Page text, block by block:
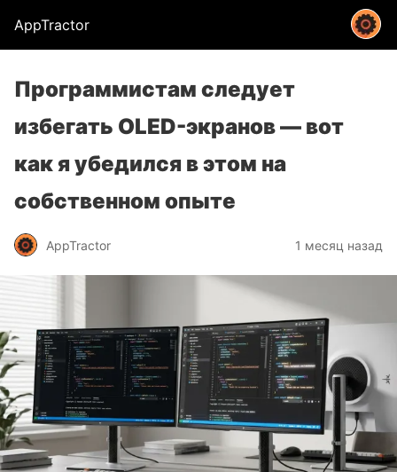
AppTractor
Программистам следует
избегать OLED-экранов — вот
как я убедился в этом на
собственном опыте
AppTractor 1 месяц назад